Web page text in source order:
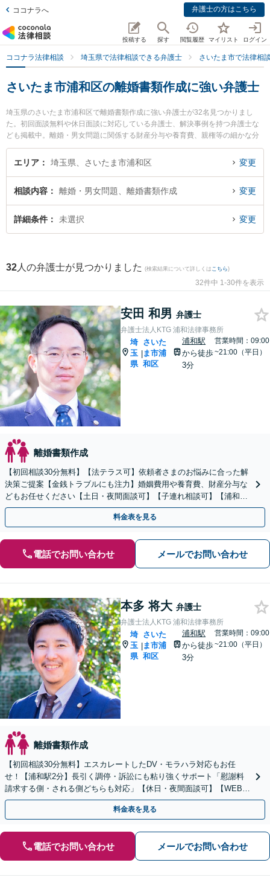
ココナラへ 弁護士の方はこちら
投稿する 探す 閲覧履歴 マイリスト ログイン
ココナラ法律相談 埼玉県で法律相談できる弁護士 さいたま市で法律相
さいたま市浦和区の離婚書類作成に強い弁護士
埼玉県のさいたま市浦和区で離婚書類作成に強い弁護士が32名見つかりまし
た。初回面談無料や休日面談に対応している弁護士、解決事例を持つ弁護士な
ども掲載中。離婚・男女問題に関係する財産分与や養育費、親権等の細かな分
野での絞り込み検索もでき便利です。特に弁護士法人KTG 浦和法律事務所の安
田 和男弁護士や弁護士法人KTG 浦和法律事務所の本多 将大弁護士、まつもと
成のトラブルを今すぐに弁護士に相談したい』『離婚書類作成のトラブル解決
の実績豊富な近くの弁護士を検索したい』『初回相談無料で離婚書類作成を法
律相談できるさいたま市浦和区内の弁護士に相談予約したい』などでお困りの
エリア 埼玉県、さいたま市浦和区 変更
相談内容 離婚・男女問題、離婚書類作成 変更
詳細条件 未選択 変更
32 人の弁護士が見つかりました (検索結果について詳しくは こちら)
32件中 1-30件を表示
安田 和男 弁護士
弁護士法人KTG 浦和法律事務所
埼
玉
県
|
さいた
ま市浦
和区
浦和駅
から徒歩
3分
営業時間：09:00
~21:00（平日）
離婚書類作成
【初回相談30分無料】【法テラス可】依頼者さまのお悩みに合った解
決策ご提案【金銭トラブルにも注力】婚姻費用や養育費、財産分与な
どもお任せください【土日・夜間面談可】【子連れ相談可】【浦和駅
2分】
料金表を見る
電話でお問い合わせ メールでお問い合わせ
本多 将大 弁護士
弁護士法人KTG 浦和法律事務所
埼
玉
県
|
さいた
ま市浦
和区
浦和駅
から徒歩
3分
営業時間：09:00
~21:00（平日）
離婚書類作成
【初回相談30分無料】エスカレートしたDV・モラハラ対応もお任
せ！【浦和駅2分】長引く調停・訴訟にも粘り強くサポート「慰謝料
請求する側・される側どちらも対応」【休日・夜間面談可】【WEB相
談対応可】
料金表を見る
電話でお問い合わせ メールでお問い合わせ